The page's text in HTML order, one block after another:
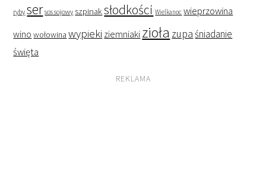
ryby ser sos sojowy szpinaksłodkości Wielkanoc wieprzowina
wino wołowina wypieki ziemniaki zioła zupaśniadanie
święta
REKLAMA